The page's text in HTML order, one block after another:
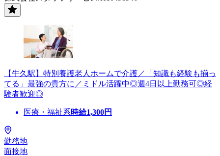
【牛久駅】特別養護老人ホームで介護／「知識も経験も揃っ
てる」最強の貴方に／ミドル活躍中◎週4日以上勤務可◎経
験者歓迎◎
医療・福祉系時給1,300円
勤務地
面接地